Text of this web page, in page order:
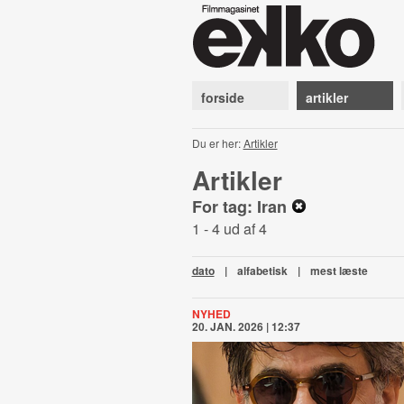
forside artikler
Du er her:Artikler
Artikler
For tag: Iran
1 - 4 ud af 4
dato | alfabetisk | mest læste
NYHED
20. JAN. 2026 | 12:37